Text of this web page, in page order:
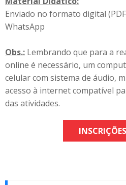
Enviado no formato digital
WhatsApp
Obs.: Lembrando que para a
online é necessário, um
celular com sistema de áudio,
acesso à internet compatível
das atividades.